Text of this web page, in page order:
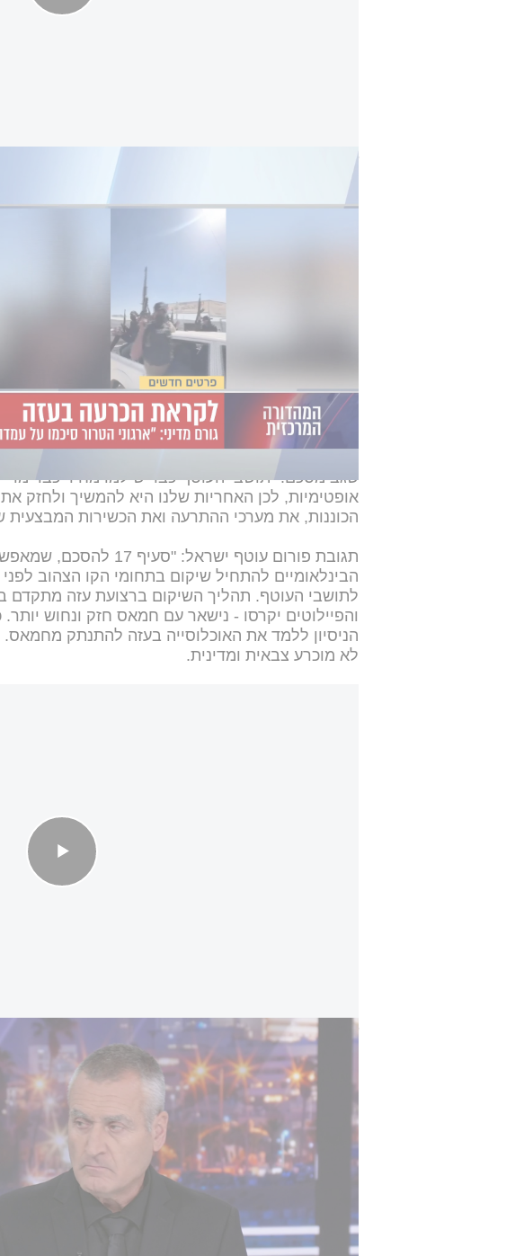
לקראת הכרעה בעזה - גורם במועצת השלום ל-i24NEWS: "מבחינתנו חמאס שולל פירוז"
לצד השיח על הקמת מנגנוני ניהול אזרחיים, שגב
יתבצע תהליך הסינון בפועל: "מי קובע שאדם אינו
מודיעיני? מי אחראי על הבקרה, ומה רמת הוודאות של
ממחבלים חמושים. מדובר בארגון בעל תשתיות,
תהליך ההבחנה בין מי שאינו משתייך לארגון לבין
תוכנית חייבת לתת לכך מענה ברור, אמין ומוכח".
באוקטובר, הוא יכול להתממש גם באמצעות אירועים
חדירה נקודתי. "כל עוד קיימת לחמאס יכולת לבצע
לפועל ירי נ”ט, ירי תלול מסלול או לנסות לחדור
המוכנות המבצעית".
שגב מסכם: "תושבי העוטף כבר שילמו מחיר כבד
אופטימיות, לכן האחריות שלנו היא להמשיך ולחזק
הכוננות, את מערכי ההתרעה ואת הכשירות המבצעית
תגובת פורום עוטף ישראל:
הבינלאומיים להתחיל שיקום בתחומי הקו הצהוב
לתושבי העוטף. תהליך השיקום ברצועת עזה מתקדם
והפיילוטים יקרסו - נישאר עם חמאס חזק ונחוש יותר.
הניסיון ללמד את האוכלוסייה בעזה להתנתק
לא מוכרע צבאית ומדינית.
לקראת השיחות בקהיר: חמאס מושך זמן בניסיון להשתלב בהסכם עם
"כל עוד שלטון חמאס מתפקד, הוא מתחזק, משפץ
מחבלים ומתעצם צבאית ושלטונית. מזה מספר
בעוטף על היערכות של האמריקנים לבניית מפעלים
שאמורים לשקם את רצועת עזה באזור הקו הצהוב.
לאזהרות הקצינים בחודשיים האחרונים, ותבין שהיא
כבר היום".
תגובת דובר צה"ל: "צה"ל פועל בהתאם להנחיות הדרג
בבחינה".